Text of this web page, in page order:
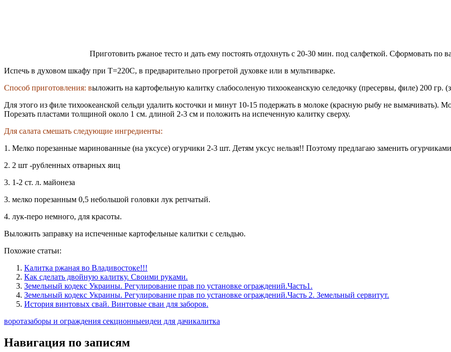
Приготовить ржаное тесто и дать ему постоять отдохнуть с 20-30 мин. под салфеткой. Сформовать по
Испечь в духовом шкафу при Т=220С, в предварительно прогретой духовке или в мультиварке.
Способ приготовления: выложить на картофельную калитку слабосоленую тихоокеанскую селедочку (пресервы, филе) 200 гр.
Для этого из филе тихоокеанской сельди удалить косточки и минут 10-15 подержать в молоке (красную рыбу не вымачивать).
Порезать пластами толщиной около 1 см. длиной 2-3 см и положить на испеченную калитку сверху.
Для салата смешать следующие ингредиенты:
1. Мелко порезанные маринованные (на уксусе) огурчики 2-3 шт. Детям уксус нельзя!! Поэтому предлагаю заменить
2. 2 шт -рубленных отварных яиц
3. 1-2 ст. л. майонеза
3. мелко порезанным 0,5 небольшой головки лук репчатый.
4. лук-перо немного, для красоты.
Выложить заправку на испеченные картофельные калитки с сельдью.
Похожие статьи:
Калитка ржаная во Владивостоке!!!
Как сделать двойную калитку. Своими руками.
Земельный кодекс Украины. Регулирование прав по установке ограждений.Часть1.
Земельный кодекс Украины. Регулирование прав по установке ограждений.Часть 2. Земельный сервитут.
История винтовых свай. Винтовые сваи для заборов.
воротазаборы и ограждения секционныеидеи для дачикалитка
Навигация по записям